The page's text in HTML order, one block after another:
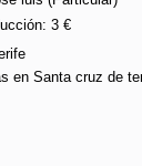
3 €
en Santa cruz de